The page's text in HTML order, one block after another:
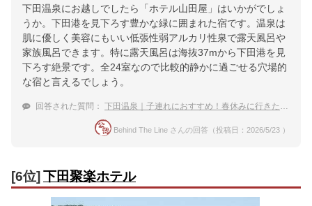
下田温泉にお越しでしたら「ホテル山田屋」はいかがでしょ
うか。下田港を見下ろす豊かな緑に囲まれた宿です。温泉は
肌に優しく美容にもいい低張性弱アルカリ性泉で露天風呂や
家族風呂できます。特に露天風呂は海抜37mから下田港を見
下ろす絶景です。全24室なので比較的静かに過ごせる穴場的
な宿と言えるでしょう。
回答された質問： 下田温泉｜子連れにおすすめ！春休みに行きたい穴場な宿は？
Behind The Line さんの回答（投稿日：2026/5/23 ）
[6位] 下田聚楽ホテル